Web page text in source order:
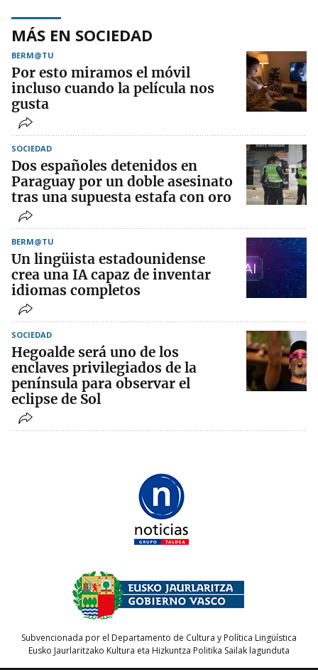
MÁS EN SOCIEDAD
BERM@TU
Por esto miramos el móvil
incluso cuando la película nos
gusta
SOCIEDAD
Dos españoles detenidos en
Paraguay por un doble asesinato
tras una supuesta estafa con oro
BERM@TU
Un lingüista estadounidense
crea una IA capaz de inventar
idiomas completos
SOCIEDAD
Hegoalde será uno de los
enclaves privilegiados de la
península para observar el
eclipse de Sol
Subvencionada por el Departamento de Cultura y Política Lingüística
Eusko Jaurlaritzako Kultura eta Hizkuntza Politika Sailak lagunduta